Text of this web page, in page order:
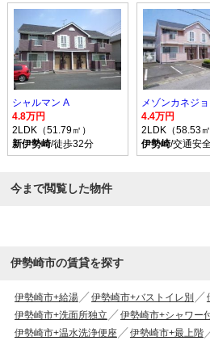
シャルマン A
4.8万円
2LDK（51.79㎡）
新伊勢崎/徒歩32分
メゾンカネジ
4.4万円
2LDK（58.53㎡
伊勢崎/交通安
今まで閲覧した物件
伊勢崎市の賃貸を探す
伊勢崎市+給湯 伊勢崎市+バストイレ別
伊勢崎市+洗面所独立
伊勢崎市+シャワー
伊勢崎市+温水洗浄便座
伊勢崎市+最上階